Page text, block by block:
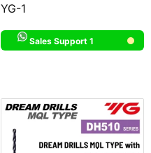
YG-1
Sales Support 1